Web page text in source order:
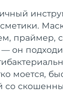
праймер,
— он
моется,
со